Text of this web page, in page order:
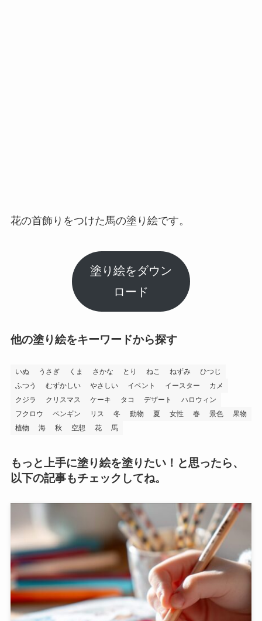
花の首飾りをつけた馬の塗り絵です。
塗り絵をダウン
ロード
他の塗り絵をキーワードから探す
いぬ うさぎ くま さかな とり ねこ ねずみ
ひつじ
ふつう
むずかしい やさしい イベント イースター
カメ
クジラ
クリスマス ケーキ タコ デザート
ハロウィン
フクロウ
ペンギン リス 冬 動物 夏 女性 春 景色
果物
植物
海 秋 空想 花 馬
もっと上手に塗り絵を塗りたい！と思ったら、
以下の記事もチェックしてね。